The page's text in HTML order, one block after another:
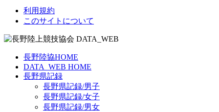
利用規約
このサイトについて
長野陸協HOME
DATA_WEB HOME
長野県記録
長野県記録/男子
長野県記録/女子
長野県記録/男女